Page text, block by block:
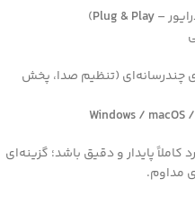
–
Plug & Play
)
چندرسانه‌ای (تنظیم صدا، پخش
Windows / macOS
پایدار و دقیق باشد؛ گزینه‌ای
مداوم.